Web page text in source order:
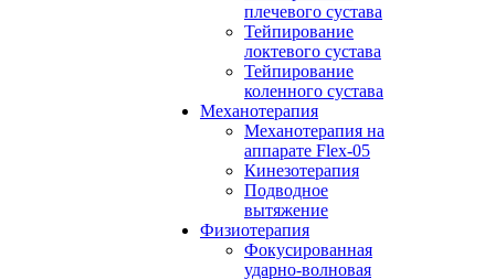
плечевого сустава
Тейпирование
локтевого сустава
Тейпирование
коленного сустава
Механотерапия
Механотерапия на
аппарате Flex-05
Кинезотерапия
Подводное
вытяжение
Физиотерапия
Фокусированная
ударно-волновая